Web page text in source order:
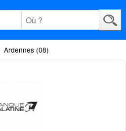
Ardennes (08)